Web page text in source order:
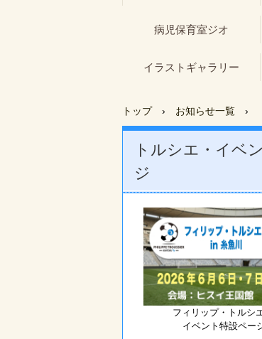
病児保育室ジオ
イラストギャラリー
トップ › お知らせ一覧 ›
トルシエ・イベ
ジ
フィリップ・トルシ
イベント特設ペー